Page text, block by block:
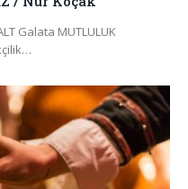
Galata MUTLULUK